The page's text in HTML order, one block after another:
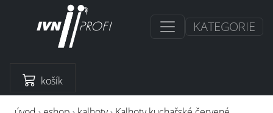
KATEGORIE
košík